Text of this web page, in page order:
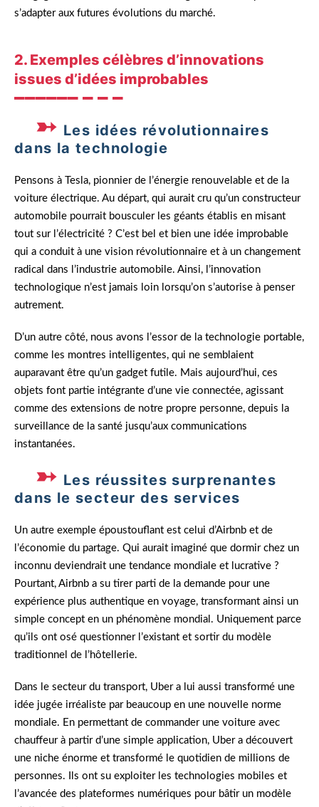
s’adapter aux futures évolutions du marché.
2. Exemples célèbres d’innovations
issues d’idées improbables
Les idées révolutionnaires
dans la technologie
Pensons à Tesla, pionnier de l’énergie renouvelable et de la
voiture électrique. Au départ, qui aurait cru qu’un constructeur
automobile pourrait bousculer les géants établis en misant
tout sur l’électricité ? C’est bel et bien une idée improbable
qui a conduit à une vision révolutionnaire et à un changement
radical dans l’industrie automobile. Ainsi, l’innovation
technologique n’est jamais loin lorsqu’on s’autorise à penser
autrement.
D’un autre côté, nous avons l’essor de la technologie portable,
comme les montres intelligentes, qui ne semblaient
auparavant être qu’un gadget futile. Mais aujourd’hui, ces
objets font partie intégrante d’une vie connectée, agissant
comme des extensions de notre propre personne, depuis la
surveillance de la santé jusqu’aux communications
instantanées.
Les réussites surprenantes
dans le secteur des services
Un autre exemple époustouflant est celui d’Airbnb et de
l’économie du partage. Qui aurait imaginé que dormir chez un
inconnu deviendrait une tendance mondiale et lucrative ?
Pourtant, Airbnb a su tirer parti de la demande pour une
expérience plus authentique en voyage, transformant ainsi un
simple concept en un phénomène mondial. Uniquement parce
qu’ils ont osé questionner l’existant et sortir du modèle
traditionnel de l’hôtellerie.
Dans le secteur du transport, Uber a lui aussi transformé une
idée jugée irréaliste par beaucoup en une nouvelle norme
mondiale. En permettant de commander une voiture avec
chauffeur à partir d’une simple application, Uber a découvert
une niche énorme et transformé le quotidien de millions de
personnes. Ils ont su exploiter les technologies mobiles et
l’avancée des plateformes numériques pour bâtir un modèle